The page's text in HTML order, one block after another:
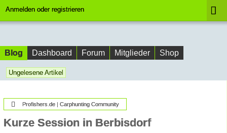
Anmelden oder registrieren
Blog Dashboard Forum Mitglieder Shop
Ungelesene Artikel
Profishers.de | Carphunting Community
Kurze Session in Berbisdorf